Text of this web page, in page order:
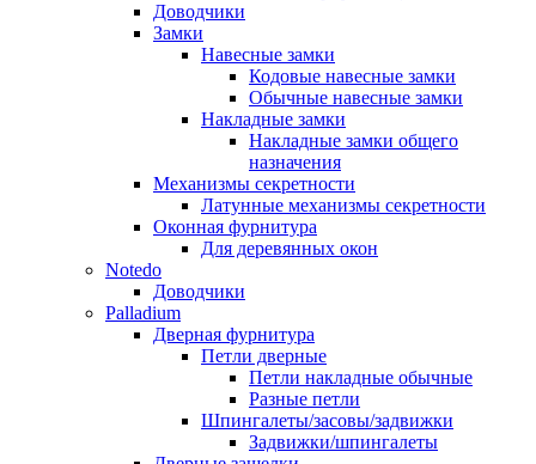
Доводчики
Замки
Навесные замки
Кодовые навесные замки
Обычные навесные замки
Накладные замки
Накладные замки общего
назначения
Механизмы секретности
Латунные механизмы секретности
Оконная фурнитура
Для деревянных окон
Notedo
Доводчики
Palladium
Дверная фурнитура
Петли дверные
Петли накладные обычные
Разные петли
Шпингалеты/засовы/задвижки
Задвижки/шпингалеты